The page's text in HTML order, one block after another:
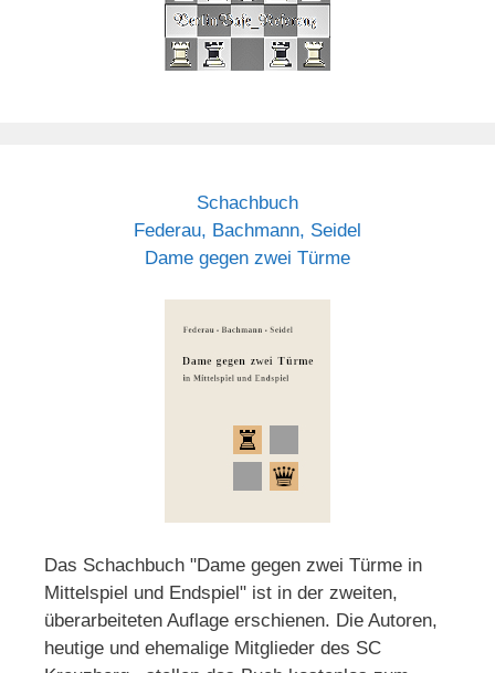
Schachbuch
Federau, Bachmann, Seidel
Dame gegen zwei Türme
Das Schachbuch "Dame gegen zwei Türme in
Mittelspiel und Endspiel" ist in der zweiten,
überarbeiteten Auflage erschienen. Die Autoren,
heutige und ehemalige Mitglieder des SC